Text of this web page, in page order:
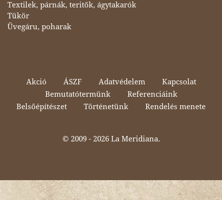
Textilek, párnák, teritők, ágytakarók
Tükör
Üvegáru, poharak
Akció ÁSZF Adatvédelem
Kapcsolat
Bemutatótermünk
Referenciáink
Belsőépítészet
Történetünk Rendelés menete
© 2009 - 2026 La Meridiana.